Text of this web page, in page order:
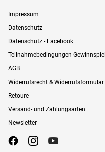
Impressum
Datenschutz
Datenschutz - Facebook
Teilnahmebedingungen Gewinnspiel
AGB
Widerrufsrecht & Widerrufsformular
Retoure
Versand- und Zahlungsarten
Newsletter